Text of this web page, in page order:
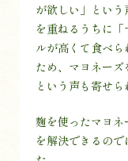
が欲しい」とい
を重ねるうちに
ルが高くて食べ
ため、マヨネーズ
という声も寄せら
麹を使ったマヨ
を解決できるの